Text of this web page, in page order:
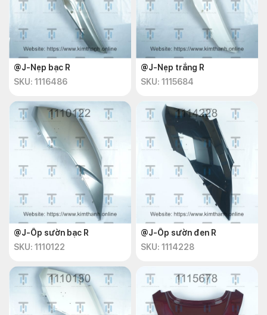
@J-Nẹp bạc R
SKU: 1116486
@J-Nẹp trắng R
SKU: 1115684
@J-Ốp sườn bạc R
SKU: 1110122
@J-Ốp sườn đen R
SKU: 1114228